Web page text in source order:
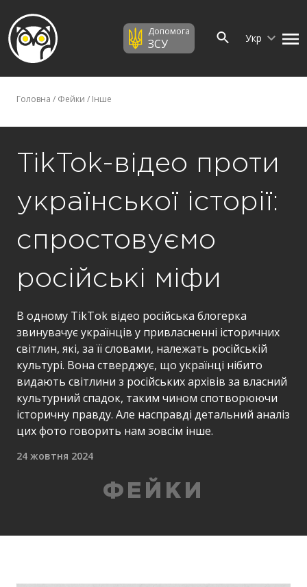
Допомога
ЗСУ Укр
Головна / Фейки / Інше
TikTok-відео проти
української історії:
спростовуємо
російські міфи
В одному TikTok відео російська блогерка
звинувачує українців у привласненні історичних
світлин, які, за її словами, належать російській
культурі. Вона стверджує, що українці нібито
видають світлини з російських архівів за власний
культурний спадок, таким чином спотворюючи
історичну правду. Але насправді детальний аналіз
цих фото говорить нам зовсім інше.
24 жовтня 2024
ФЕЙКИ